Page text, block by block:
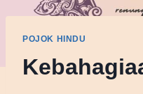
POJOK HINDU